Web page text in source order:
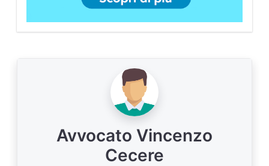
Avvocato Vincenzo
Cecere